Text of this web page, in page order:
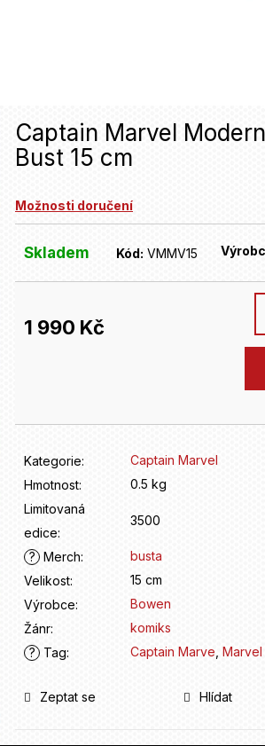
Captain Marvel
Bust 15 cm
Možnosti doručení
Skladem Kód: VMMV15
1 990 Kč
Kategorie:
Captain Marvel
Hmotnost:
0.5 kg
Limitovaná
edice:
3500
? Merch:
busta
Velikost:
15 cm
Výrobce:
Bowen
Žánr:
komiks
?
Tag: Captain Marve, Marvel
Zeptat se Hlídat
n
a
í
?
HLEDAT
o
u
č
u
e
m
e